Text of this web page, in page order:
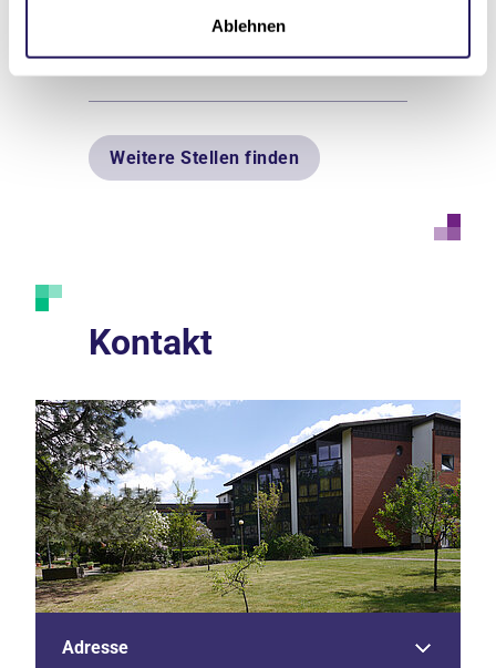
Ablehnen
Zur Ausschreibung
Weitere Stellen finden
Kontakt
Adresse